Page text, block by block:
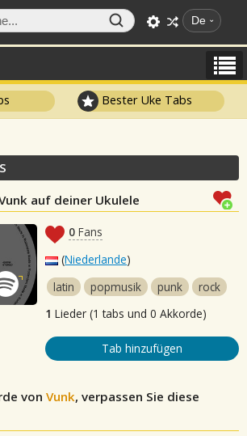
De
Bester Uke Tabs
auf deiner Ukulele
0 Fans
(Niederlande)
latin
popmusik punk
rock
1 Lieder (1 tabs und 0 Akkorde)
Tab hinzufügen
von Vunk, verpassen Sie diese